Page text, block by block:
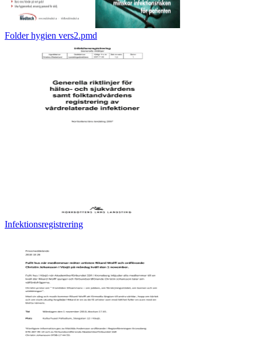
Folder hygien vers2.pmd
Infektionsregistrering